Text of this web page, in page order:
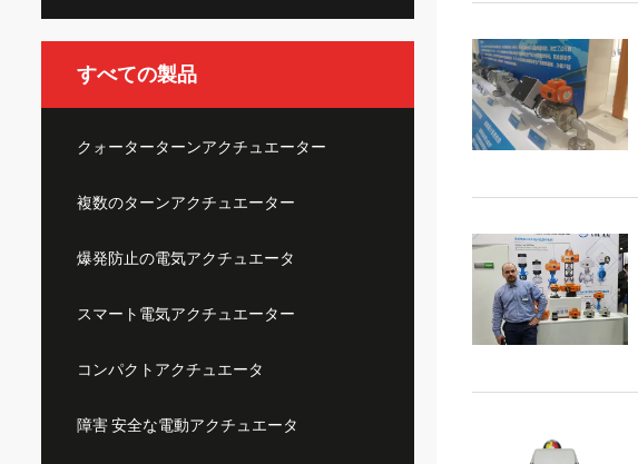
すべての製品
クォーターターンアクチュエーター
複数のターンアクチュエーター
爆発防止の電気アクチュエータ
スマート電気アクチュエーター
コンパクトアクチュエータ
障害 安全な電動アクチュエータ